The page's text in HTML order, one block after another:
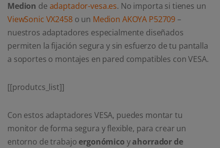
Medion de adaptador-vesa.es. No importa si tienes un
ViewSonic VX2458o un Medion AKOYA P52709–
nuestros adaptadores especialmente diseñados
permiten la fijación segura y sin esfuerzo de tu pantalla
a soportes o montajes en pared compatibles con VESA.
[[produtcs_list]]
Con estos adaptadores VESA, puedes montar tu
monitor de forma segura y flexible, para crear un
entorno de trabajo ergonómico yahorrador de